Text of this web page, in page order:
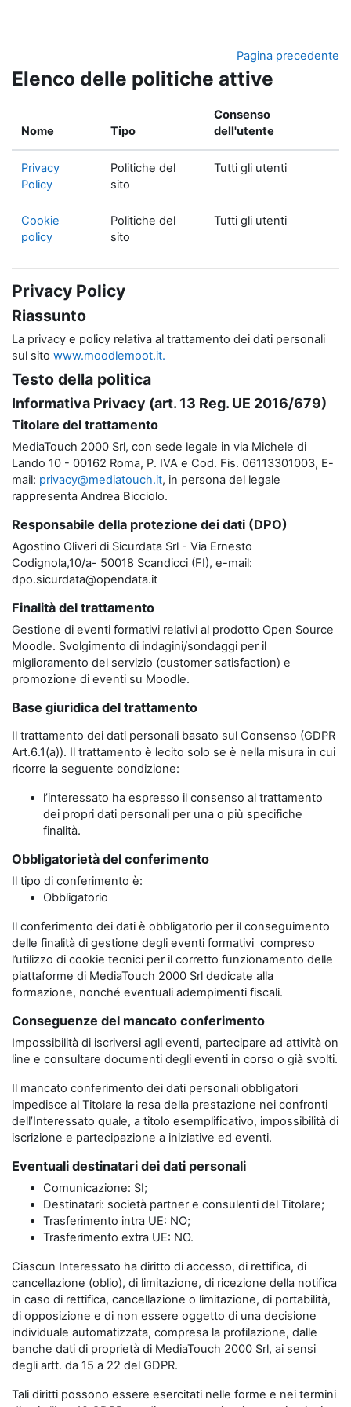
Pagina precedente
Elenco delle politiche attive
Nome Tipo
Consenso
dell'utente
Privacy
Policy
Politiche del
sito
Tutti gli utenti
Cookie
policy
Politiche del
sito
Tutti gli utenti
Privacy Policy
Riassunto
La privacy e policy relativa al trattamento dei dati personali
sul sito www.moodlemoot.it.
Testo della politica
Informativa Privacy (art. 13 Reg. UE 2016/679)
Titolare del trattamento
MediaTouch 2000 Srl, con sede legale in via Michele di
Lando 10 - 00162 Roma, P. IVA e Cod. Fis. 06113301003, E-
mail: privacy@mediatouch.it, in persona del legale
rappresenta Andrea Bicciolo.
Responsabile della protezione dei dati (DPO)
Agostino Oliveri di Sicurdata Srl - Via Ernesto
Codignola,10/a- 50018 Scandicci (FI), e-mail:
dpo.sicurdata@opendata.it
Finalità del trattamento
Gestione di eventi formativi relativi al prodotto Open Source
Moodle. Svolgimento di indagini/sondaggi per il
miglioramento del servizio (customer satisfaction) e
promozione di eventi su Moodle.
Base giuridica del trattamento
Il trattamento dei dati personali basato sul Consenso (GDPR
Art.6.1(a)). Il trattamento è lecito solo se è nella misura in cui
ricorre la seguente condizione:
l’interessato ha espresso il consenso al trattamento
dei propri dati personali per una o più specifiche
finalità.
Obbligatorietà del conferimento
Il tipo di conferimento è:
Obbligatorio
Il conferimento dei dati è obbligatorio per il conseguimento
delle finalità di gestione degli eventi formativi compreso
l’utilizzo di cookie tecnici per il corretto funzionamento delle
piattaforme di MediaTouch 2000 Srl dedicate alla
formazione, nonché eventuali adempimenti fiscali.
Conseguenze del mancato conferimento
Impossibilità di iscriversi agli eventi, partecipare ad attività on
line e consultare documenti degli eventi in corso o già svolti.
Il mancato conferimento dei dati personali obbligatori
impedisce al Titolare la resa della prestazione nei confronti
dell’Interessato quale, a titolo esemplificativo, impossibilità di
iscrizione e partecipazione a iniziative ed eventi.
Eventuali destinatari dei dati personali
Comunicazione: SI;
Destinatari: società partner e consulenti del Titolare;
Trasferimento intra UE: NO;
Trasferimento extra UE: NO.
Ciascun Interessato ha diritto di accesso, di rettifica, di
cancellazione (oblio), di limitazione, di ricezione della notifica
in caso di rettifica, cancellazione o limitazione, di portabilità,
di opposizione e di non essere oggetto di una decisione
individuale automatizzata, compresa la profilazione, dalle
banche dati di proprietà di MediaTouch 2000 Srl, ai sensi
degli artt. da 15 a 22 del GDPR.
Tali diritti possono essere esercitati nelle forme e nei termini